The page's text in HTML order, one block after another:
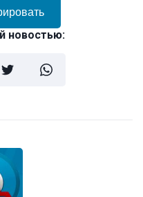
новостью: